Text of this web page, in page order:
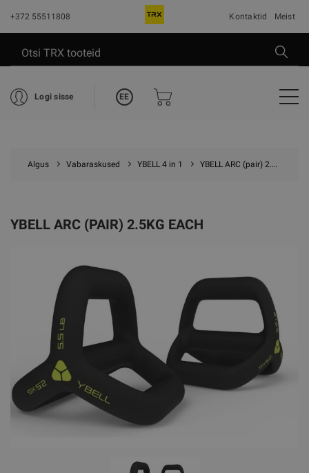
+372 55511808 Kontaktid Meist
Logi sisse EE
Algus Vabaraskused YBELL 4 in 1 YBELL ARC (pair) 2.5kg each
YBELL ARC (PAIR) 2.5KG EACH